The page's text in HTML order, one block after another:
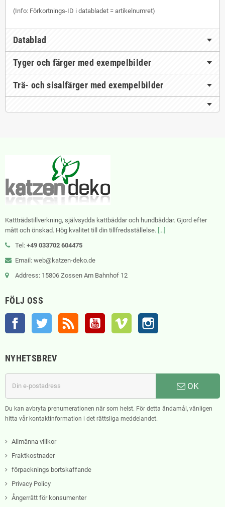
(Info: Förkortnings-ID i databladet = artikelnumret)
Datablad
Tyger och färger med exempelbilder
Trä- och sisalfärger med exempelbilder
Kattträdstillverkning, självsydda kattbäddar och hundbäddar. Gjord efter
mått och önskad. Hög kvalitet till din tillfredsställelse. [...]
Tel: +49 033702 604475
Email: web@katzen-deko.de
Address: 15806 Zossen Am Bahnhof 12
FÖLJ OSS
Facebook Twitter RSS YouTube Vimeo
NYHETSBREV
OK
Du kan avbryta prenumerationen när som helst. För detta ändamål, vänligen
hitta vår kontaktinformation i det rättsliga meddelandet.
Allmänna villkor
Fraktkostnader
förpacknings bortskaffande
Privacy Policy
Ångerrätt för konsumenter